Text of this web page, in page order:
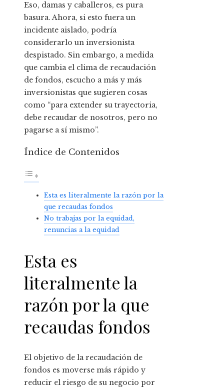
Eso, damas y caballeros, es pura
basura. Ahora, si esto fuera un
incidente aislado, podría
considerarlo un inversionista
despistado. Sin embargo, a medida
que cambia el clima de recaudación
de fondos, escucho a más y más
inversionistas que sugieren cosas
como “para extender su trayectoria,
debe recaudar de nosotros, pero no
pagarse a sí mismo”.
Índice de Contenidos
Esta es literalmente la razón por la
que recaudas fondos
No trabajas por la equidad,
renuncias a la equidad
Esta es
literalmente la
razón por la que
recaudas fondos
El objetivo de la recaudación de
fondos es moverse más rápido y
reducir el riesgo de su negocio por